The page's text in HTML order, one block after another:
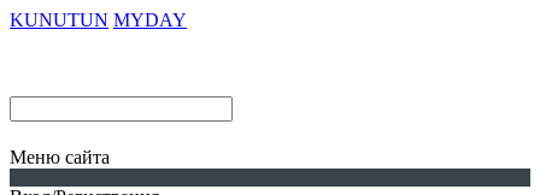
KUNUTUN MYDAY
Меню сайта